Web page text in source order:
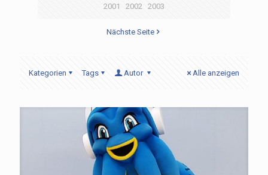
2001 2002 2003
Nächste Seite
Kategorien Tags Autor Alle anzeigen